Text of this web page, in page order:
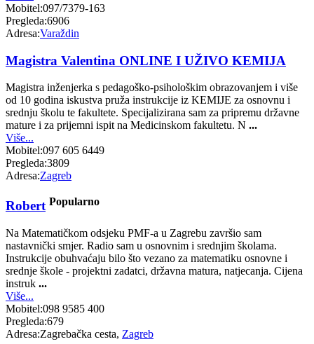
Mobitel:097/7379-163
Pregleda:6906
Adresa:Varaždin
Magistra Valentina ONLINE I UŽIVO KEMIJA
Magistra inženjerka s pedagoško-psihološkim obrazovanjem i više
od 10 godina iskustva pruža instrukcije iz KEMIJE za osnovnu i
srednju školu te fakultete. Specijalizirana sam za pripremu državne
mature i za prijemni ispit na Medicinskom fakultetu. N ...
Više...
Mobitel:097 605 6449
Pregleda:3809
Adresa:Zagreb
Robert Popularno
Na Matematičkom odsjeku PMF-a u Zagrebu završio sam
nastavnički smjer. Radio sam u osnovnim i srednjim školama.
Instrukcije obuhvaćaju bilo što vezano za matematiku osnovne i
srednje škole - projektni zadatci, državna matura, natjecanja. Cijena
instruk ...
Više...
Mobitel:098 9585 400
Pregleda:679
Adresa:Zagrebačka cesta, Zagreb